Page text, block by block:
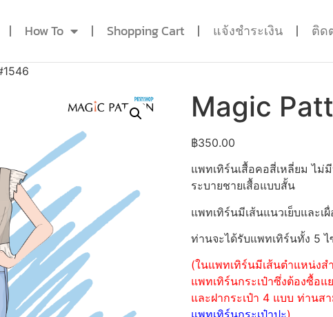
How To Shopping Cart แจ้งชำระเงิน ติด
Magic
฿350.00
แพทเทิร์นเสื้อคอสี่เหลี่ยม ไม่
ระบายชายเสื้อแบบสั้น
แพทเทิร์นมีเส้นแนวเย็บและเ
ท่านจะได้รับแพทเทิร์นทั้ง 5 ไ
(ในแพทเทิร์นมีเส้นตำแหน่งส
แพทเทิร์นกระเป๋าซึ่งต้องซื้อ
และฝากระเป๋า 4 แบบ ท่านส